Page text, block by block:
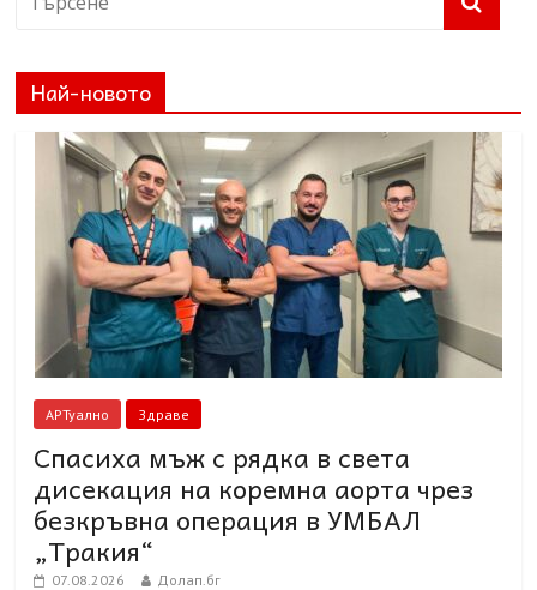
Най-новото
АРТуално Здраве
Спасиха мъж с рядка в света
дисекация на коремна аорта чрез
безкръвна операция в УМБАЛ
„Тракия“
07.08.2026 Долап.бг